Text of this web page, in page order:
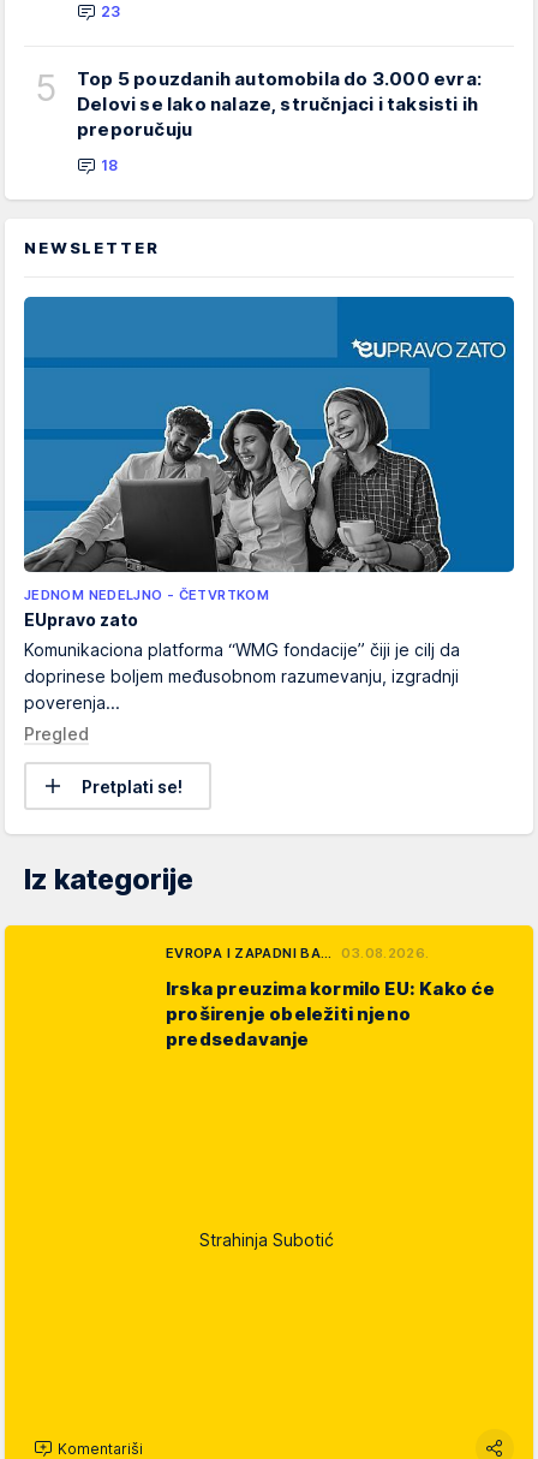
23
5
Top 5 pouzdanih automobila do 3.000 evra:
Delovi se lako nalaze, stručnjaci i taksisti ih
preporučuju
18
NEWSLETTER
JEDNOM NEDELJNO - ČETVRTKOM
EUpravo zato
Komunikaciona platforma “WMG fondacije” čiji je cilj da
doprinese boljem međusobnom razumevanju, izgradnji
poverenja...
Pregled
Pretplati se!
Iz kategorije
EVROPA I ZAPADNI BA… 03.08.2026.
Irska preuzima kormilo EU: Kako će
proširenje obeležiti njeno
predsedavanje
Strahinja Subotić
Komentariši